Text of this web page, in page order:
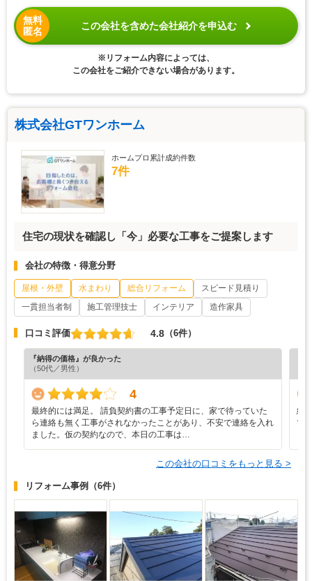
無料
匿名
この会社を含めた会社紹介を申込む
※リフォーム内容によっては、
この会社をご紹介できない場合があります。
株式会社GTワンホーム
ホームプロ累計成約件数
7件
住宅の現状を確認し「今」必要な工事をご提案します
会社の特徴・得意分野
屋根・外壁 水まわり 総合リフォーム
スピード見積り
一貫担当者制
施工管理技士 インテリア 造作家具
口コミ評価 4.8 （6件）
『納得の価格』が良かった
（50代／男性）
4
最終的には満足。 請負契約書の工事予定日に、家で待っていた
ら連絡も無く工事がされなかったことがあり、不安で連絡を入れ
ました。仮の契約なので、本日の工事は…
細
て
この会社の口コミをもっと見る >
リフォーム事例 （6件）